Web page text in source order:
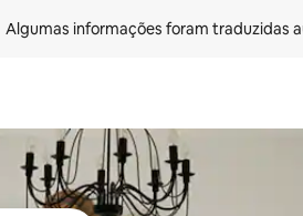
Algumas informações foram traduzidas